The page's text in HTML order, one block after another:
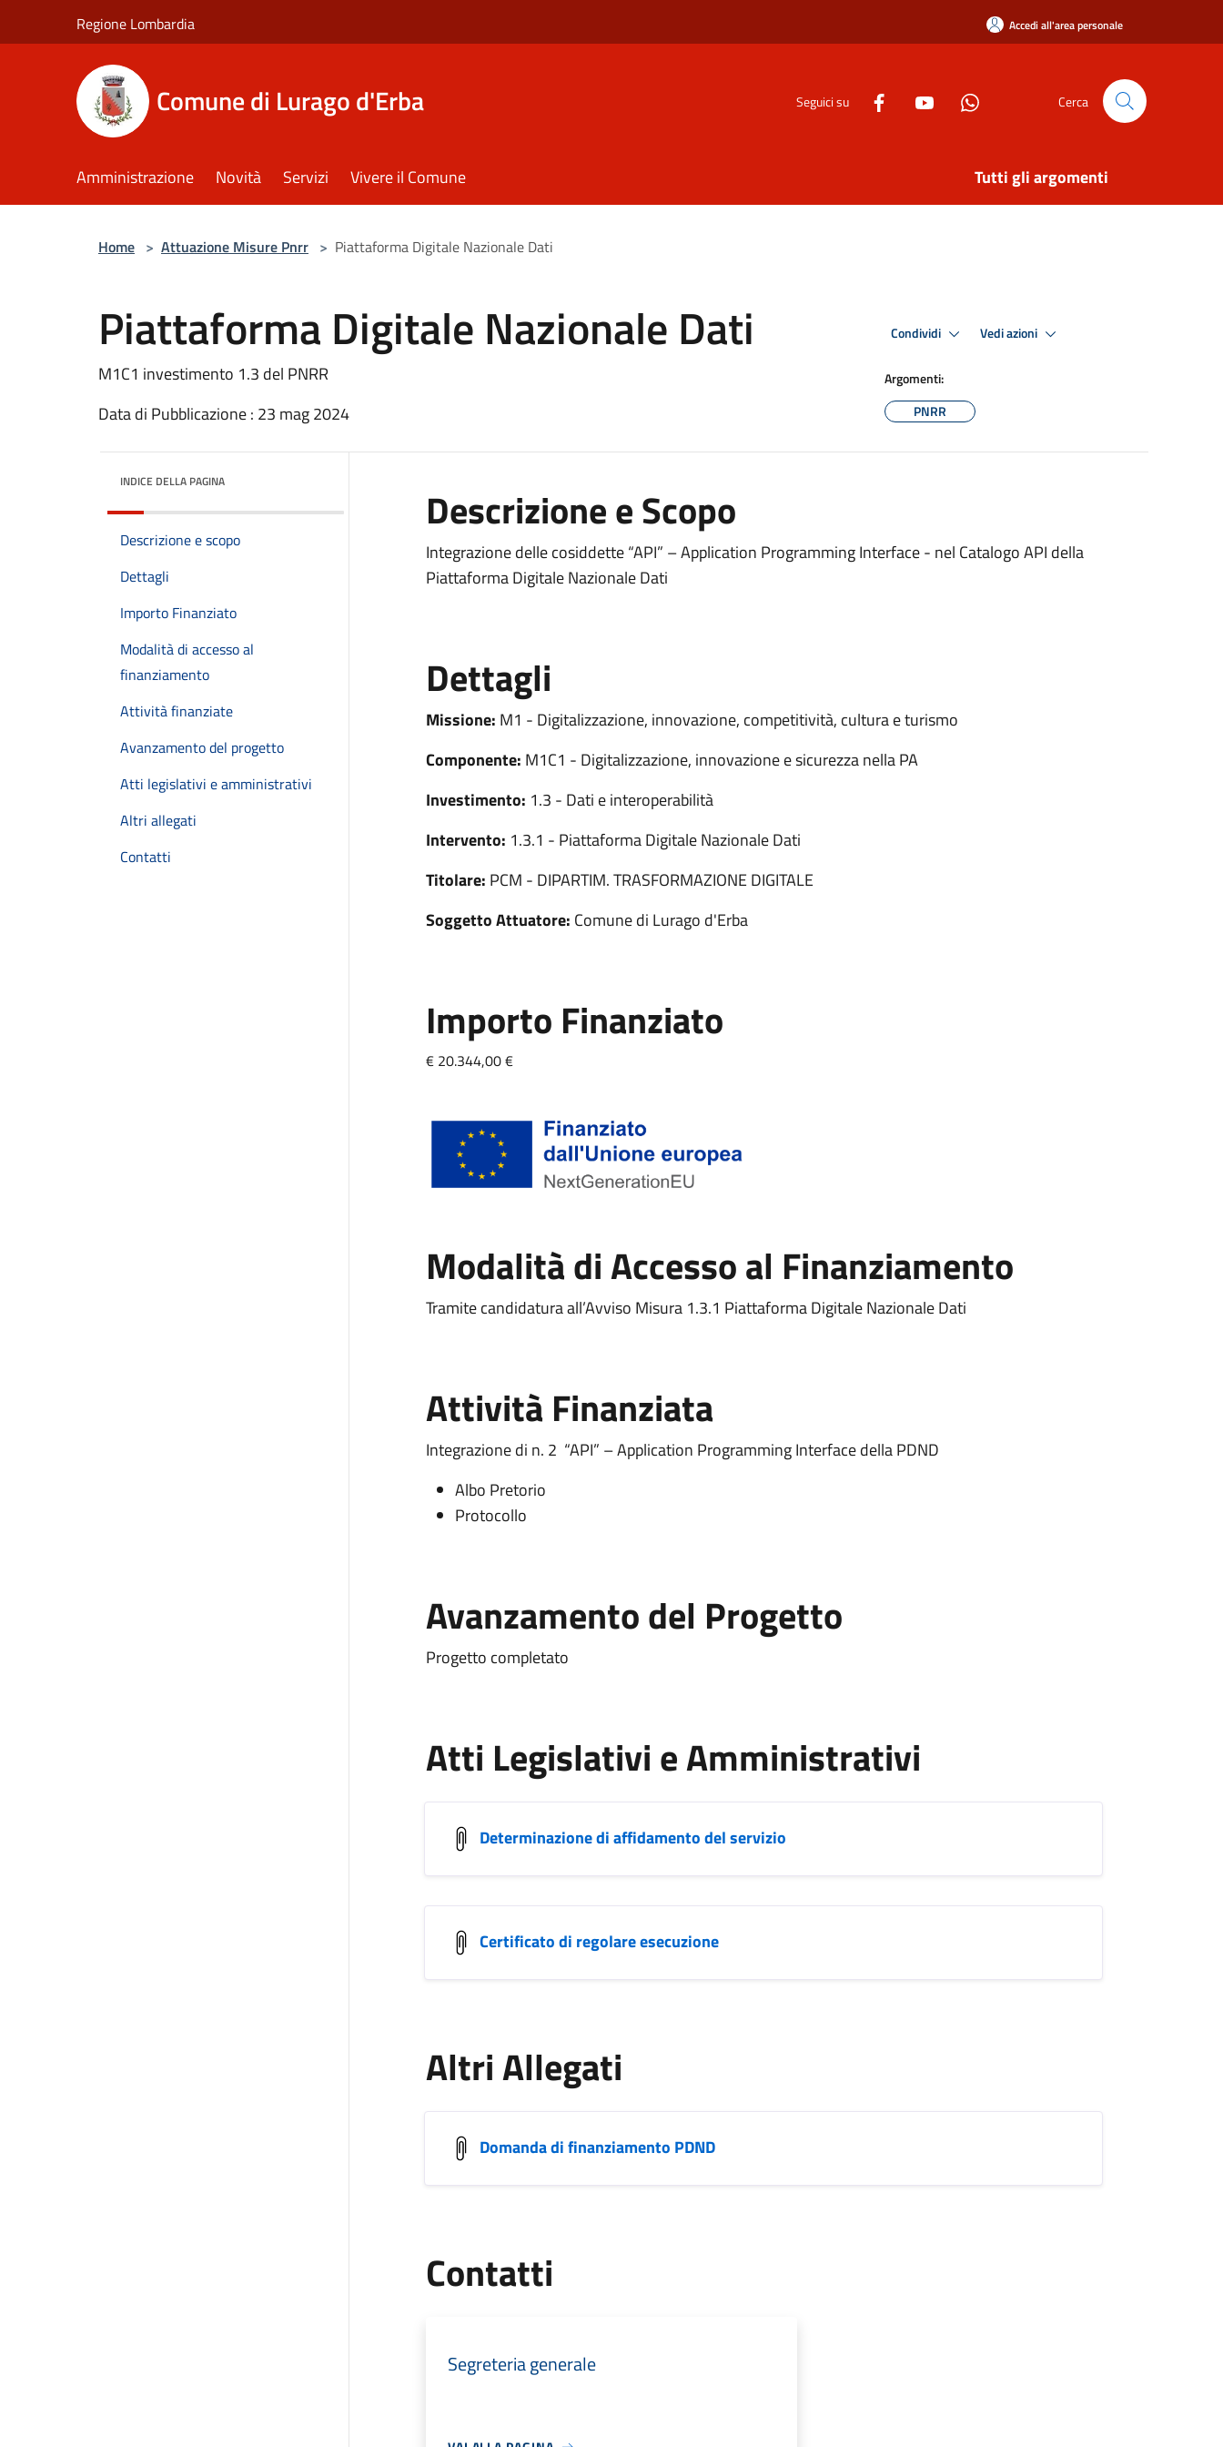
Regione Lombardia Accedi all'area personale
Comune di Lurago d'Erba Seguici su Cerca
Amministrazione Novità Servizi Vivere il Comune Tutti gli argomenti
Home > Attuazione Misure Pnrr > Piattaforma Digitale Nazionale Dati
Piattaforma Digitale Nazionale Dati
M1C1 investimento 1.3 del PNRR
Data di Pubblicazione : 23 mag 2024
Condividi Vedi azioni
Argomenti:
PNRR
INDICE DELLA PAGINA
Descrizione e scopo
Dettagli
Importo Finanziato
Modalità di accesso al
finanziamento
Attività finanziate
Avanzamento del progetto
Atti legislativi e amministrativi
Altri allegati
Contatti
Descrizione e Scopo
Integrazione delle cosiddette “API” – Application Programming Interface - nel Catalogo API della
Piattaforma Digitale Nazionale Dati
Dettagli
Missione: M1 - Digitalizzazione, innovazione, competitività, cultura e turismo
Componente: M1C1 - Digitalizzazione, innovazione e sicurezza nella PA
Investimento: 1.3 - Dati e interoperabilità
Intervento: 1.3.1 - Piattaforma Digitale Nazionale Dati
Titolare: PCM - DIPARTIM. TRASFORMAZIONE DIGITALE
Soggetto Attuatore: Comune di Lurago d'Erba
Importo Finanziato
€ 20.344,00 €
Modalità di Accesso al Finanziamento
Tramite candidatura all’Avviso Misura 1.3.1 Piattaforma Digitale Nazionale Dati
Attività Finanziata
Integrazione di n. 2 “API” – Application Programming Interface della PDND
Albo Pretorio
Protocollo
Avanzamento del Progetto
Progetto completato
Atti Legislativi e Amministrativi
Determinazione di affidamento del servizio
Certificato di regolare esecuzione
Altri Allegati
Domanda di finanziamento PDND
Contatti
Segreteria generale